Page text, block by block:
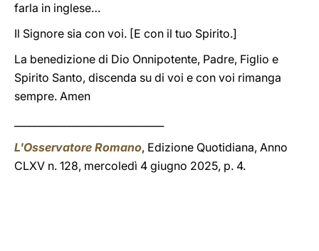
farla in inglese…
Il Signore sia con voi. [E con il tuo Spirito.]
La benedizione di Dio Onnipotente, Padre, Figlio e
Spirito Santo, discenda su di voi e con voi rimanga
sempre. Amen
L'Osservatore Romano, Edizione Quotidiana, Anno
CLXV n. 128, mercoledì 4 giugno 2025, p. 4.